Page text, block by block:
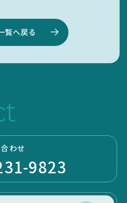
覧へ戻る
わせ
9823